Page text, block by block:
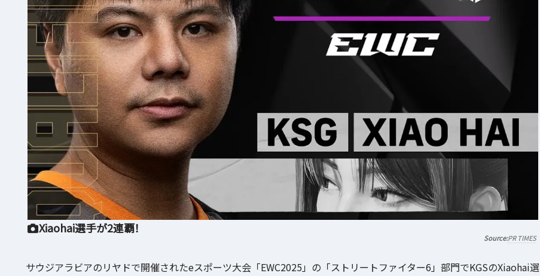
Xiaohai選手が2連覇！
PR TIMES
サウジアラビアのリヤドで開催されたeスポーツ大会「EWC2025」の「ストリートファイター6」部門でKGSのXiaohai選